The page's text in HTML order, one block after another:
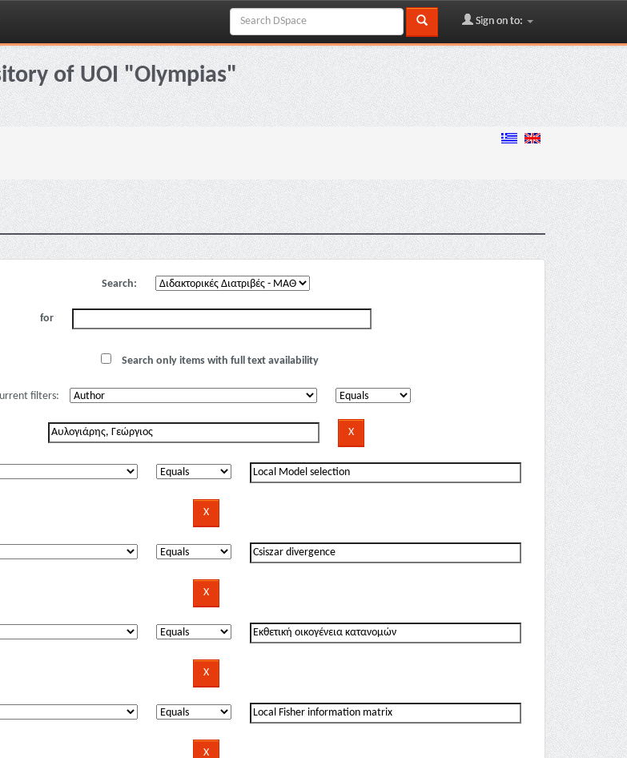
Sign on to:
of UOI "Olympias"
Search:
for
Search only items with full text availability
filters: